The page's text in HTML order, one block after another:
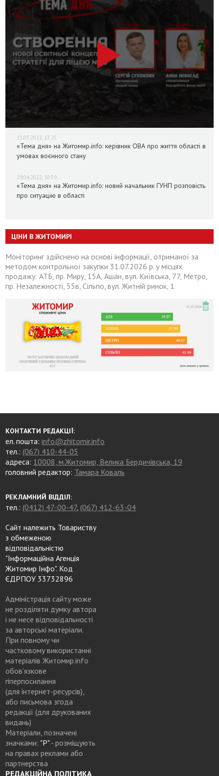
13.05.2022, 13:25
«Тема дня» на Житомир.info: керівник ОВА про життя області в
умовах воєнного стану
29.04.2022, 10:59
«Тема дня» на Житомир.info: новий начальник ГУНП розповість
про ситуацію в області
ЦІНИ В ЖИТОМИРІ
Моніторинг здійснено на основі інформації, отриманої за
методом контрольної закупки 31.07.2026 р. у місцях
продажу: АТБ, пр. Миру, 15А, Ашан, вул. Київська, 77, Метро,
пр. Незалежності, 55в, Сільпо, вул. Житній ринок, 1
КОНТАКТИ РЕДАКЦІЇ:
ел. пошта:info@zhitomir.info
тел.: (067) 410-44-05
адреса: 10008, м.Житомир, Велика Бердичівська, 19
головний редактор: Тамара Коваль
РЕКЛАМНИЙ ВІДДІЛ:
тел.: (0412) 47-00-47, (067) 412-63-04
Сайт належить Товариству
з обмеженою
відповідальністю
"Інформаційна Агенція
Житомир Інфо". Код
ЄДРПОУ 33732896
Адміністрація сайту може
не розділяти думку автора
і не несе відповідальності
за авторські матеріали.
При повному чи
частковому використанні
матеріалів Житомир.info
обов’язкове
гіперпосилання
(для інтернет-ресурсів),
або письмова згода
редакції (для друкованих
видань)
Матеріали, позначені
значками: "Р"- розміщують
на правах реклами або
партнерства
РЕДАКЦІЙНА ПОЛІТИКА